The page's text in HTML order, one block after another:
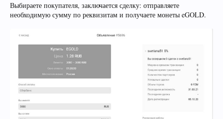
Выбираете покупателя, заключается сделку: отправляете
необходимую сумму по реквизитам и получаете монеты eGOLD.